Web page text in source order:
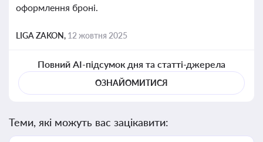
оформлення броні.
LIGA ZAKON, 12 жовтня 2025
Повний AI-підсумок дня та статті-джерела
ОЗНАЙОМИТИСЯ
Теми, які можуть вас зацікавити: